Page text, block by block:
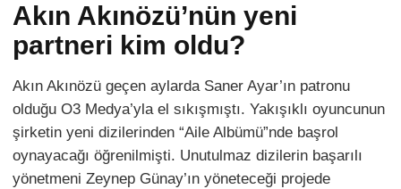
Akın Akınözü’nün yeni
partneri kim oldu?
Akın Akınözü geçen aylarda Saner Ayar’ın patronu
olduğu O3 Medya’yla el sıkışmıştı. Yakışıklı oyuncunun
şirketin yeni dizilerinden “Aile Albümü”nde başrol
oynayacağı öğrenilmişti. Unutulmaz dizilerin başarılı
yönetmeni Zeynep Günay’ın yöneteceği projede